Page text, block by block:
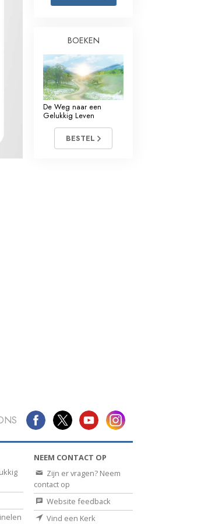
bij het Dagelijks Werk
en de Condities
Oorzaak van Onderdrukking
Grondbeginselen van Organiseren
BOEKEN
De Weg naar een
Gelukkig Leven
BESTEL
NEEM CONTACT OP
Zijn er vragen? Neem
contact op
Website feedback
Vind een Kerk